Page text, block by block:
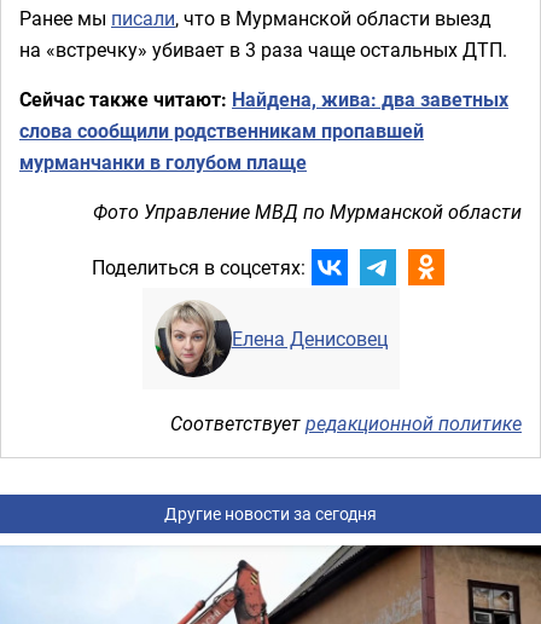
Ранее мы писали, что в Мурманской области выезд
на «встречку» убивает в 3 раза чаще остальных ДТП.
Сейчас также читают: Найдена, жива: два заветных
слова сообщили родственникам пропавшей
мурманчанки в голубом плаще
Фото Управление МВД по Мурманской области
Поделиться в соцсетях:
Елена Денисовец
Соответствуетредакционной политике
Другие новости за сегодня